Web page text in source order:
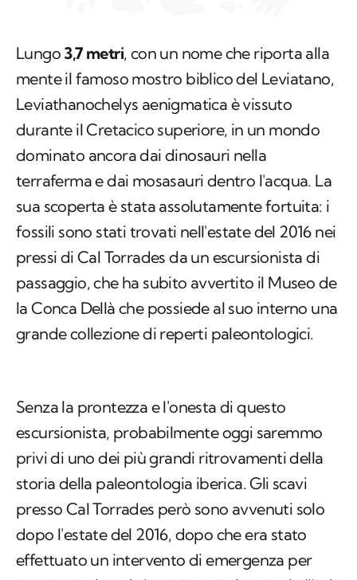
Lungo 3,7 metri, con un nome che riporta alla
mente il famoso mostro biblico del Leviatano,
Leviathanochelys aenigmatica è vissuto
durante il Cretacico superiore, in un mondo
dominato ancora dai dinosauri nella
terraferma e dai mosasauri dentro l'acqua. La
sua scoperta è stata assolutamente fortuita: i
fossili sono stati trovati nell'estate del 2016 nei
pressi di Cal Torrades da un escursionista di
passaggio, che ha subito avvertito il Museo de
la Conca Dellà che possiede al suo interno una
grande collezione di reperti paleontologici.
Senza la prontezza e l'onesta di questo
escursionista, probabilmente oggi saremmo
privi di uno dei più grandi ritrovamenti della
storia della paleontologia iberica. Gli scavi
presso Cal Torrades però sono avvenuti solo
dopo l'estate del 2016, dopo che era stato
effettuato un intervento di emergenza per